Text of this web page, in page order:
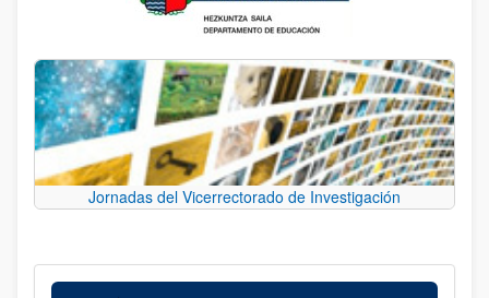
Jornadas del Vicerrectorado de Investigación